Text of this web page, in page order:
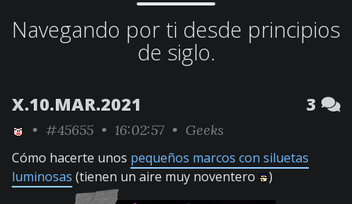
Navegando por ti desde principios
de siglo.
X.10.MAR.2021 3
• #45655 • 16:02:57 • Geeks
Cómo hacerte unos pequeños marcos con siluetas
luminosas (tienen un aire muy noventero )